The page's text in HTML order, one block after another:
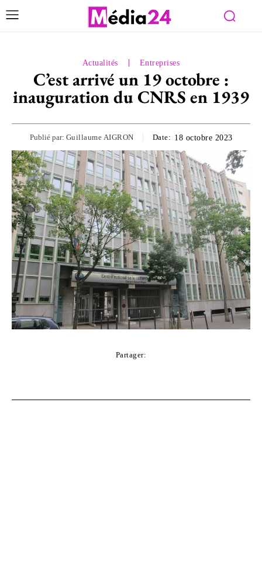
Actualités Entreprises
C’est arrivé un 19 octobre :
inauguration du CNRS en 1939
Publié par: Guillaume AIGRON Date: 18 octobre 2023
Partager: